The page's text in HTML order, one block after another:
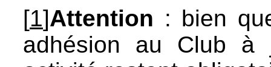
[1]Attention : bien
adhésion au Club à